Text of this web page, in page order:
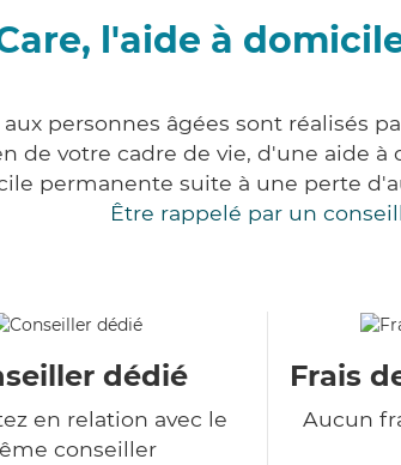
l'aide à
aux personnes âgées sont réalisés
de votre cadre de vie, d'une aide
permanente suite à une perte
Être rappelé par un
dédié
en relation avec le
conseiller
Frais
Aucun